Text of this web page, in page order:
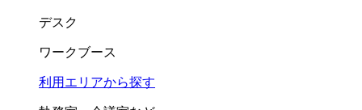
デスク
ワークブース
利用エリアから探す